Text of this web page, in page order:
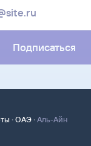
Подписаться
·ОАЭ ·Аль-Айн